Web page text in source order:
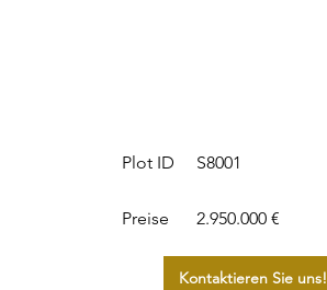
Plot ID
Preise
S8001
2.950.000 €
Kontaktieren Sie uns!